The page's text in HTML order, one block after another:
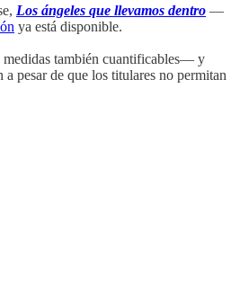
Los ángeles que llevamos dentro —
ya está disponible.
también cuantificables— y
pesar de que los titulares no permitan